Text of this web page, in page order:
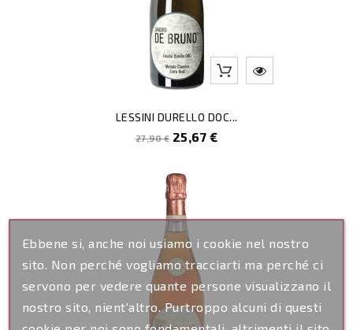
LESSINI DURELLO DOC...
Prezzo
27,90 € Prezzo
25,67 €
Ebbene si, anche noi usiamo i cookie nel nostro
sito. Non perché vogliamo tracciarti ma perché ci
servono per vedere quante persone visualizzano il
nostro sito, nient'altro. Purtroppo alcuni di questi